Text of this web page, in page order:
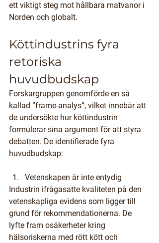
ett viktigt steg mot hållbara matvanor i
Norden och globalt.
Köttindustrins fyra
retoriska
huvudbudskap
Forskargruppen genomförde en så
kallad ”frame-analys”, vilket innebär att
de undersökte hur köttindustrin
formulerar sina argument för att styra
debatten. De identifierade fyra
huvudbudskap:
Vetenskapen är inte entydig
Industrin ifrågasatte kvaliteten på den
vetenskapliga evidens som ligger till
grund för rekommendationerna. De
lyfte fram osäkerheter kring
hälsoriskerna med rött kött och